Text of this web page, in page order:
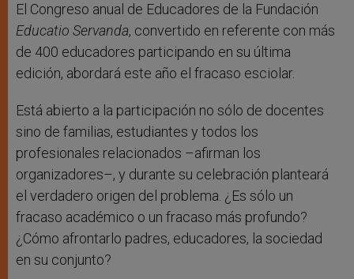
El Congreso anual de Educadores de la Fundación
Educatio Servanda, convertido en referente con más
de 400 educadores participando en su última
edición, abordará este año el fracaso esciolar.
Está abierto a la participación no sólo de docentes
sino de familias, estudiantes y todos los
profesionales relacionados –afirman los
organizadores–, y durante su celebración planteará
el verdadero origen del problema. ¿Es sólo un
fracaso académico o un fracaso más profundo?
¿Cómo afrontarlo padres, educadores, la sociedad
en su conjunto?